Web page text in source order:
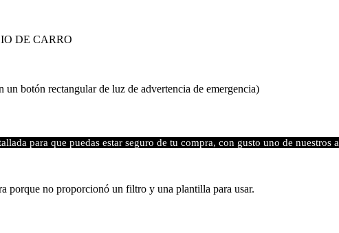
DE CARRO
botón rectangular de luz de advertencia de emergencia)
para que puedas estar seguro de tu compra, con gusto uno de nuestros
porque no proporcionó un filtro y una plantilla para usar.